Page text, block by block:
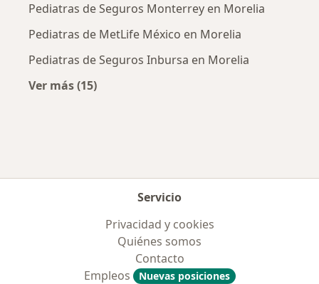
Pediatras de Seguros Monterrey en Morelia
Pediatras de MetLife México en Morelia
Pediatras de Seguros Inbursa en Morelia
Ver más (15)
Servicio
Privacidad y cookies
Quiénes somos
Contacto
Empleos
Nuevas posiciones